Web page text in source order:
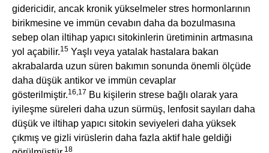
gidericidir, ancak kronik yükselmeler stres hormonlarının
birikmesine ve immün cevabın daha da bozulmasına
sebep olan iltihap yapıcı sitokinlerin üretiminin artmasına
yol açabilir.15 Yaşlı veya yatalak hastalara bakan
akrabalarda uzun süren bakımın sonunda önemli ölçüde
daha düşük antikor ve immün cevaplar
gösterilmiştir.16,17 Bu kişilerin strese bağlı olarak yara
iyileşme süreleri daha uzun sürmüş, lenfosit sayıları daha
düşük ve iltihap yapıcı sitokin seviyeleri daha yüksek
çıkmış ve gizli virüslerin daha fazla aktif hale geldiği
18